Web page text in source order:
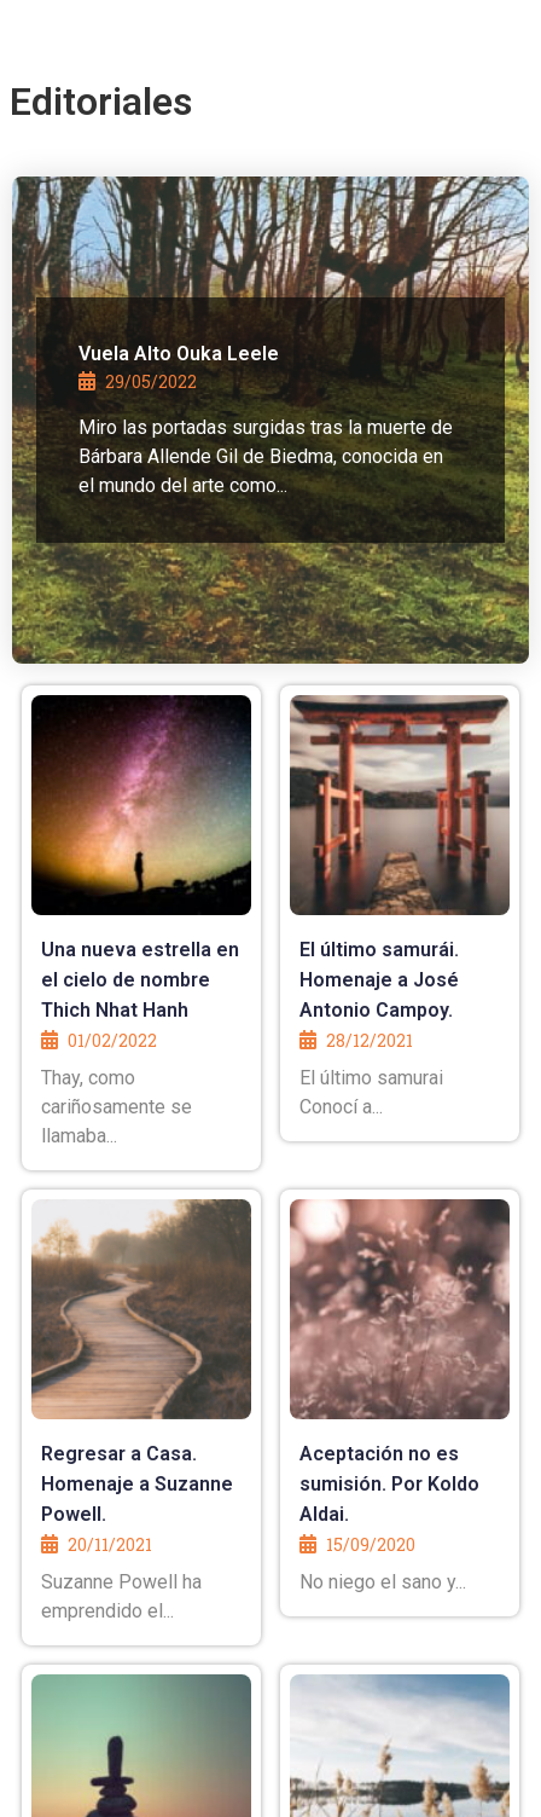
Editoriales
Vuela Alto Ouka Leele
29/05/2022
Miro las portadas surgidas tras la muerte de
Bárbara Allende Gil de Biedma, conocida en
el mundo del arte como...
Una nueva estrella en
el cielo de nombre
Thich Nhat Hanh
01/02/2022
Thay, como
cariñosamente se
llamaba...
El último samurái.
Homenaje a José
Antonio Campoy.
28/12/2021
El último samurai
Conocí a...
Regresar a Casa.
Homenaje a Suzanne
Powell.
20/11/2021
Suzanne Powell ha
emprendido el...
Aceptación no es
sumisión. Por Koldo
Aldai.
15/09/2020
No niego el sano y...